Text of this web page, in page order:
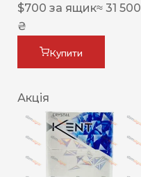
$700 за ящик≈ 31 500
₴
Купити
Акція